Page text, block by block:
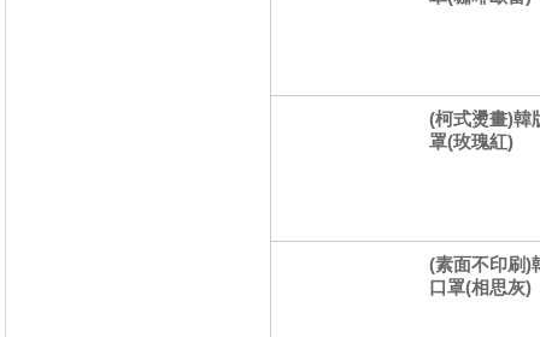
(柯式燙畫)韓
罩(玫瑰紅)
(素面不印刷)
口罩(相思灰)